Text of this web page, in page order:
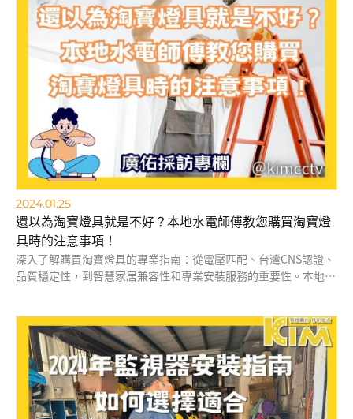
2024.01.25
還以為淘寶燈具就是不好？本地水電師傅教您購買淘寶燈
具時的注意事項！
深入了解購買淘寶燈具的專業指南：從電壓匹配、台灣CNS認證、
品質穩定性，到智慧家居兼容性和專業安裝服務的重要性。本地水